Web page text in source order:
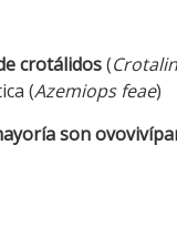
crotálidos(
(Azemiops feae)
son